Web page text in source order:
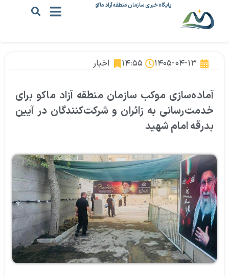
پایگاه خبری سازمان منطقه آزاد ماکو
۱۴۰۵-۰۴-۱۳ ۱۴:۵۵ اخبار
آماده‌سازی موکب سازمان منطقه آزاد ماکو برای
خدمت‌رسانی به زائران و شرکت‌کنندگان در آیین
بدرقه امام شهید